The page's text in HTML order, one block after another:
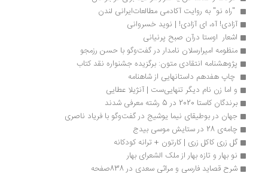
"راه نو" به روایت آکادمی مطالعات‌ایرانی لندن
آزادی! آه، ای آزادی! | نوید خسروانی
اشعار  اوستا درآن صبح پرنیانی
منظومه امیرارسلان نامدار در گفت‌وگو با حسن رزمجو
پژوهشنامه انتقادی متون: برگزیده جشنواره نقد کتاب
چاپ هفدهم داستانهایی از شاهنامه‌
و اما زن نام دیگر تنهایی‌ست | آنژیلا عطایی
برندگان کاستا 2020 در 5 رشته معرفی شدند
جهان در بوطیقای نیما یوشیج در گفت‌وگو با فریاد ناصری
چامه‌ی 28 در ستایش موسی بیدج
گل زری کاکل زری | کارتون + ترانه کودکانه
نو بهار و تازه بهار از ملک الشعرای بهار
شرح قصاید فارسی و مراثی سعدی در 838صفحه